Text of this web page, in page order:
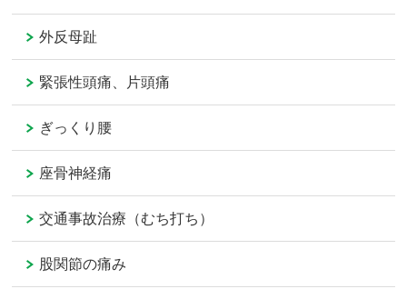
外反母趾
緊張性頭痛、片頭痛
ぎっくり腰
座骨神経痛
交通事故治療（むち打ち）
股関節の痛み